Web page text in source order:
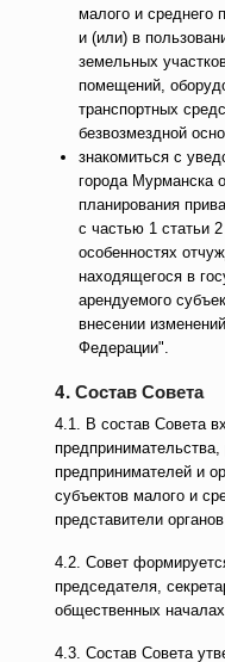
малого и среднего
и (или) в
земельных
помещений,
транспортных
безвозмездной
знакомиться с
города Мурманска
планирования
с частью 1 статьи
особенностях
находящегося в
арендуемого
внесении
Федерации".
4. Состав Совета
4.1. В состав Совета
предпринимателей и
субъектов малого и
представители
4.2. Совет
председателя,
общественных
4.3. Состав Совета